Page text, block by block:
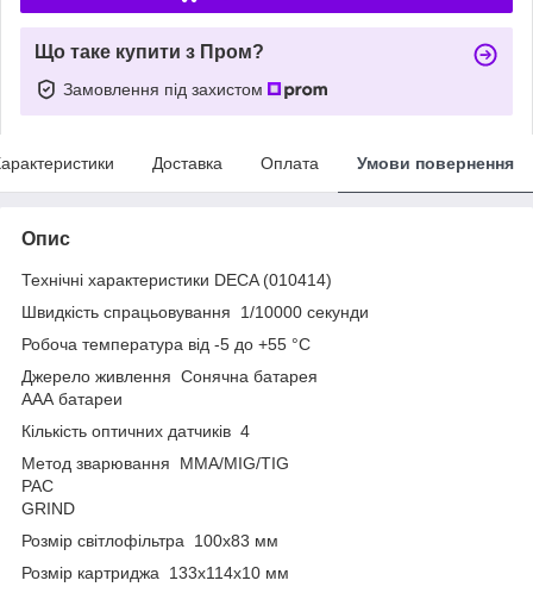
Що таке купити з Пром?
Замовлення під захистом
Доставка Оплата Умови повернення
Опис
Технічні характеристики DECA (010414)
Швидкість спрацьовування 1/10000 секунди
Робоча температура від -5 до +55 °C
Джерело живлення Сонячна батарея
ААА батареи
Кількість оптичних датчиків 4
Метод зварювання MMA/MIG/TIG
PAC
GRIND
Розмір світлофільтра 100x83 мм
Розмір картриджа 133x114х10 мм